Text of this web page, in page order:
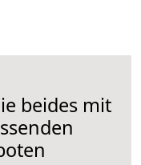
beides mit